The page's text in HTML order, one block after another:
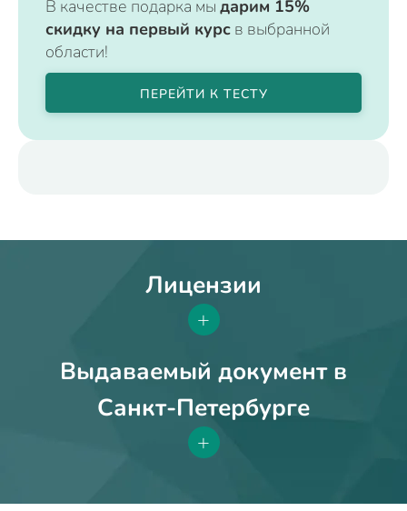
В качестве подарка мы дарим 15%
скидку на первый курс в выбранной
области!
ПЕРЕЙТИ К ТЕСТУ
Лицензии
+
Выдаваемый документ в
Санкт-Петербурге
+